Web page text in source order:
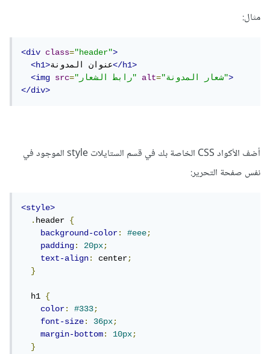
مثال:
<div class="header">
<h1>عنوان المدونة</h1>
<img
src= "رابط الشعار" alt= "شعار المدونة">
</div>
أضف الأكواد CSS الخاصة بك في قسم الستايلات style الموجود في
نفس صفحة التحرير:
<style>
.header {
background-color: #eee;
padding: 20px;
text-align: center;
}
  h1
{
color: #333;
font-size: 36px;
margin-bottom: 10px;
}